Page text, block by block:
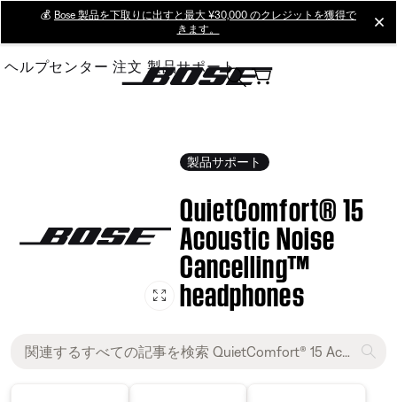
Main
💰 Bose 製品を下取りに出すと最大 ¥30,000 のクレジットを獲得で
きます。
ヘルプセンター 注文 製品サポート
製品サポート
QuietComfort® 15
Acoustic Noise
Cancelling™
headphones